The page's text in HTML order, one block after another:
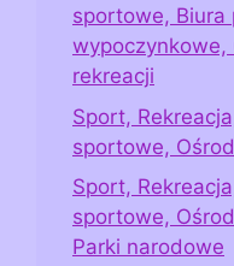
sportowe, Biura
wypoczynkowe,
rekreacji
Sport,
sportowe,
Sport,
sportowe,
Parki narodowe